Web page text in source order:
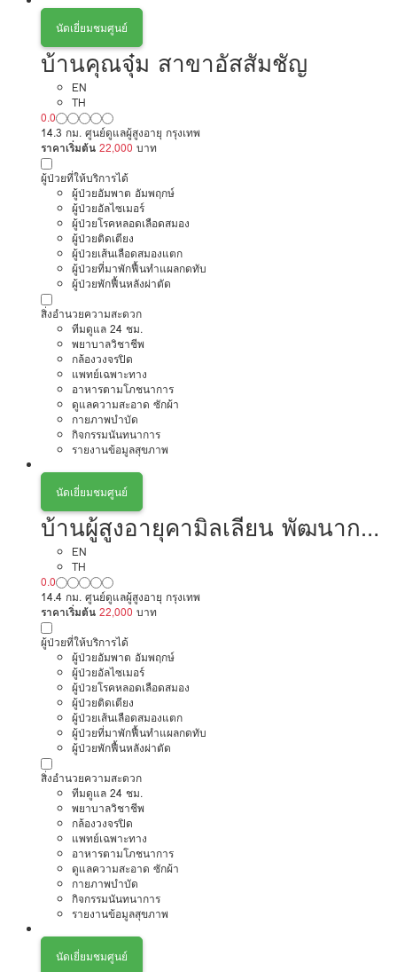
นัดเยี่ยมชมศูนย์
บ้านคุณจุ๋ม สาขาอัสสัมชัญ
EN
TH
0.0
14.3 กม. ศูนย์ดูแลผู้สูงอายุ กรุงเทพ
ราคาเริ่มต้น 22,000 บาท
ผู้ป่วยที่ให้บริการได้
ผู้ป่วยอัมพาต อัมพฤกษ์
ผู้ป่วยอัลไซเมอร์
ผู้ป่วยโรคหลอดเลือดสมอง
ผู้ป่วยติดเตียง
ผู้ป่วยเส้นเลือดสมองแตก
ผู้ป่วยที่มาพักฟื้นทำแผลกดทับ
ผู้ป่วยพักฟื้นหลังผ่าตัด
สิ่งอำนวยความสะดวก
ทีมดูแล 24 ชม.
พยาบาลวิชาชีพ
กล้องวงจรปิด
แพทย์เฉพาะทาง
อาหารตามโภชนาการ
ดูแลความสะอาด ซักผ้า
กายภาพบำบัด
กิจกรรมนันทนาการ
รายงานข้อมูลสุขภาพ
นัดเยี่ยมชมศูนย์
บ้านผู้สูงอายุคามิลเลียน พัฒนาการ
กรุงเทพฯ
EN
TH
0.0
14.4 กม. ศูนย์ดูแลผู้สูงอายุ กรุงเทพ
ราคาเริ่มต้น 22,000 บาท
ผู้ป่วยที่ให้บริการได้
ผู้ป่วยอัมพาต อัมพฤกษ์
ผู้ป่วยอัลไซเมอร์
ผู้ป่วยโรคหลอดเลือดสมอง
ผู้ป่วยติดเตียง
ผู้ป่วยเส้นเลือดสมองแตก
ผู้ป่วยที่มาพักฟื้นทำแผลกดทับ
ผู้ป่วยพักฟื้นหลังผ่าตัด
สิ่งอำนวยความสะดวก
ทีมดูแล 24 ชม.
พยาบาลวิชาชีพ
กล้องวงจรปิด
แพทย์เฉพาะทาง
อาหารตามโภชนาการ
ดูแลความสะอาด ซักผ้า
กายภาพบำบัด
กิจกรรมนันทนาการ
รายงานข้อมูลสุขภาพ
นัดเยี่ยมชมศูนย์